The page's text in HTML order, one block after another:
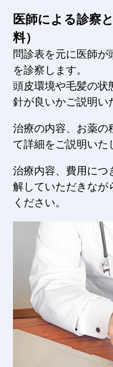
医師による診察
料）
問診表を元に医師
を診察します。
頭皮環境や毛髪の状
針が良いかご説明い
治療の内容、お薬の
て詳細をご説明いた
治療内容、費用につ
解していただきなが
ください。